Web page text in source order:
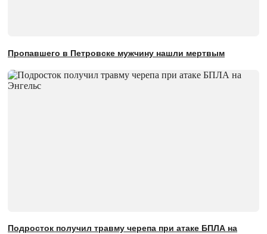
Пропавшего в Петровске мужчину нашли мертвым
Подросток получил травму черепа при атаке БПЛА на